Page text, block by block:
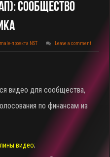
Сообщество
проекта NST Leave a comment
видео для сообщества,
по финансам из
видео;